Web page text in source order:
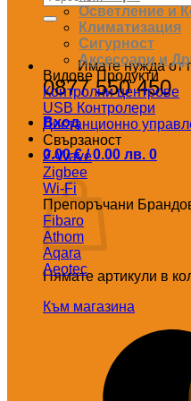
за:
Имате нужда от
0877 550 450
Вход
0.00€/ 0.00 лв. 0
Количка
Нямате артикули в
Към магазина
Осветление и
Климатизация
Сигурност
Аксесоари и
Видове Продукти
Контролни центрове
USB Контролери
Дистанционно
Свързаност
Z-Wave
Zigbee
Wi-Fi
Препоръчани
Fibaro
Athom
Aqara
Aeotec